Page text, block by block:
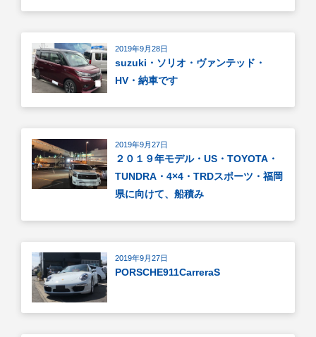
2019年9月28日
suzuki・ソリオ・ヴァンテッド・
HV・納車です
2019年9月27日
２０１９年モデル・US・TOYOTA・
TUNDRA・4×4・TRDスポーツ・福岡
県に向けて、船積み
2019年9月27日
PORSCHE911CarreraS